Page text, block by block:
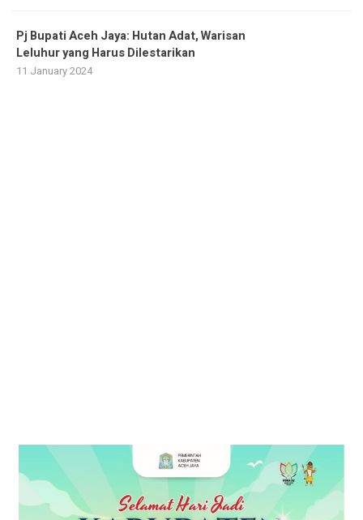
Pj Bupati Aceh Jaya: Hutan Adat, Warisan
Leluhur yang Harus Dilestarikan
11 January 2024